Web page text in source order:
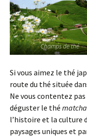
Champs de thé
Si vous aimez le thé
route du thé située
Ne vous contentez
déguster le thé matcha
l’histoire et la culture
paysages uniques et